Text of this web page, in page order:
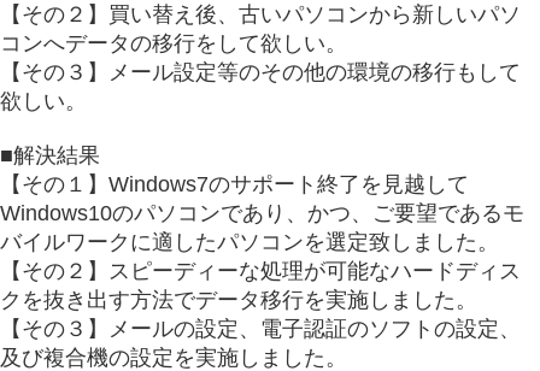
【その２】買い替え後、古いパソコンから新しいパソ
コンへデータの移行をして欲しい。
【その３】メール設定等のその他の環境の移行もして
欲しい。
■解決結果
【その１】Windows7のサポート終了を見越して
Windows10のパソコンであり、かつ、ご要望であるモ
バイルワークに適したパソコンを選定致しました。
【その２】スピーディーな処理が可能なハードディス
クを抜き出す方法でデータ移行を実施しました。
【その３】メールの設定、電子認証のソフトの設定、
及び複合機の設定を実施しました。